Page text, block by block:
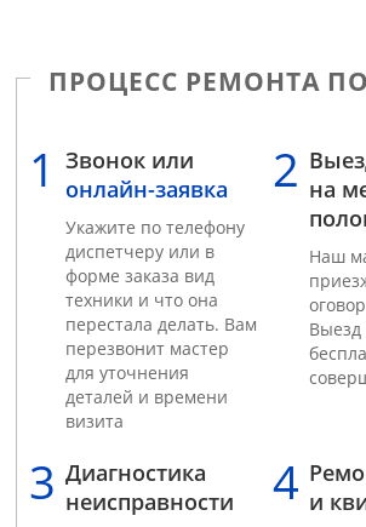
ПРОЦЕСС РЕМОНТА
Звонок или
онлайн-заявка
Укажите по телефону
диспетчеру или в
форме заказа вид
техники и что она
перестала делать. Вам
перезвонит мастер
для уточнения
деталей и времени
визита
на
Наш
Выезд
Диагностика
неисправности
и